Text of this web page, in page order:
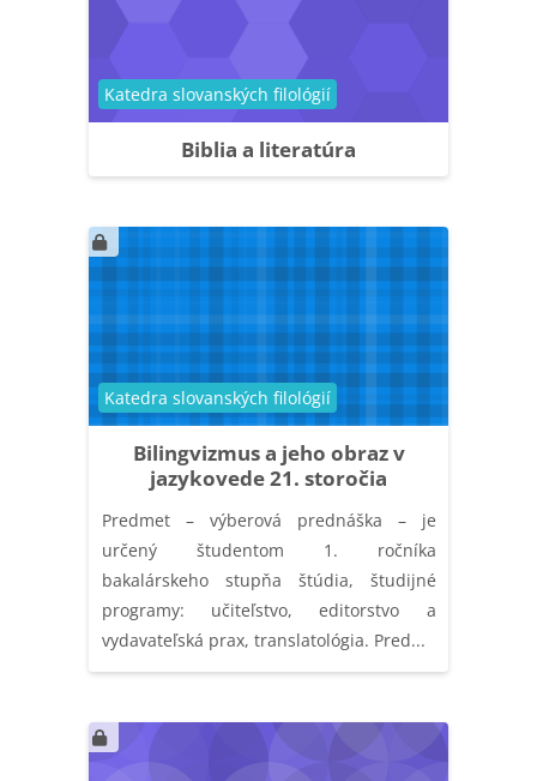
Biblia a literatúra
Catégorie de cours
Katedra slovanských filológií
Bilingvizmus a jeho obraz v
jazykovede 21. storočia
Catégorie de cours
Katedra slovanských filológií
Predmet – výberová prednáška – je
určený študentom 1. ročníka
bakalárskeho stupňa štúdia, študijné
programy: učiteľstvo, editorstvo a
vydavateľská prax, translatológia. Pred...